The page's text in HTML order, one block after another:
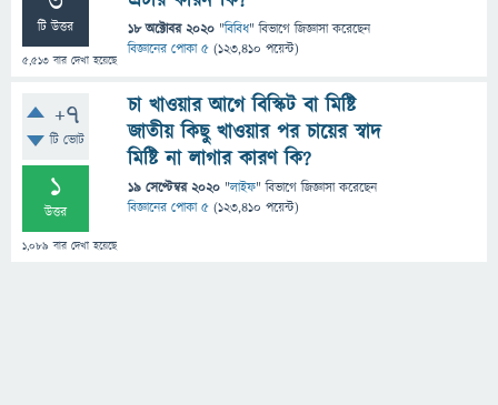
টি উত্তর
5,513 বার দেখা হয়েছে
18 অক্টোবর 2020 "বিবিধ" বিভাগে জিজ্ঞাসাকরেছেন
বিজ্ঞানের পোকা ৫ (123,410 পয়েন্ট)
+7
টি ভোট
1
উত্তর
1,089 বার দেখা হয়েছে
চা খাওয়ার আগে বিস্কিট বা মিষ্টি
জাতীয় কিছু খাওয়ার পর চায়ের স্বাদ
মিষ্টি না লাগার কারণ কি?
19 সেপ্টেম্বর 2020 "লাইফ" বিভাগে জিজ্ঞাসাকরেছেন
বিজ্ঞানের পোকা ৫ (123,410 পয়েন্ট)